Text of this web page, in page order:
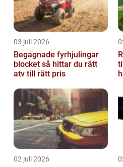
03 juli 2026
Begagnade fyrhjulingar
blocket så hittar du rätt
atv till rätt pris
02 juli 2026